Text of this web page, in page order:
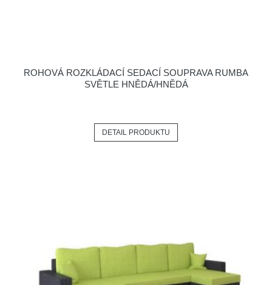
ROHOVÁ ROZKLÁDACÍ SEDACÍ SOUPRAVA RUMBA
SVĚTLE HNĚDÁ/HNĚDÁ
DETAIL PRODUKTU